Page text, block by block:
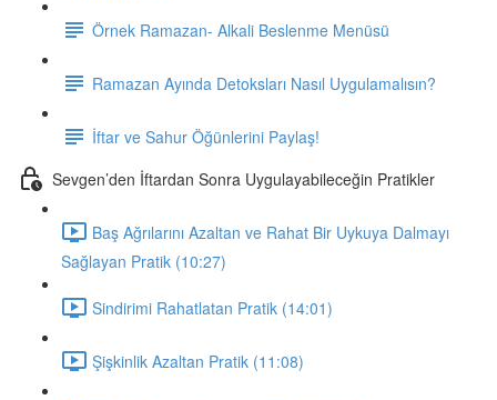
Örnek Ramazan- Alkali Beslenme Menüsü
Ramazan Ayında Detoksları Nasıl Uygulamalısın?
İftar ve Sahur Öğünlerini Paylaş!
Sevgen’den İftardan Sonra Uygulayabileceğin Pratikler
Baş Ağrılarını Azaltan ve Rahat Bir Uykuya Dalmayı
Sağlayan Pratik (10:27)
Sindirimi Rahatlatan Pratik (14:01)
Şişkinlik Azaltan Pratik (11:08)